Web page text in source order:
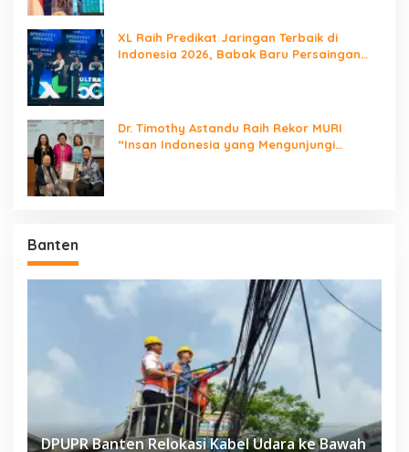
XL Raih Predikat Jaringan Terbaik di
Indonesia 2026, Babak Baru Persaingan
Dr. Timothy Astandu Raih Rekor MURI
“Insan Indonesia yang Mengunjungi
Banten
DPUPR Banten Relokasi Kabel Udara ke Bawah